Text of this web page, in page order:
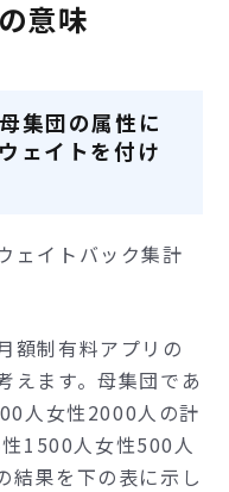
意味
集団の属性に
ェイトを付け
ェイトバック集計
額制有料アプリの
えます。母集団であ
人女性2000人の計
1500人女性500人
結果を下の表に示し